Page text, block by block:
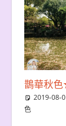
鵲華秋
2019-08-
色